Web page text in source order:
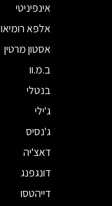
אינפיניטי
אלפא רומיאו
אסטון מרטין
ב.מ.וו
בנטלי
ג'ילי
ג'נסיס
דאצ'יה
דונגפנג
דייהטסו